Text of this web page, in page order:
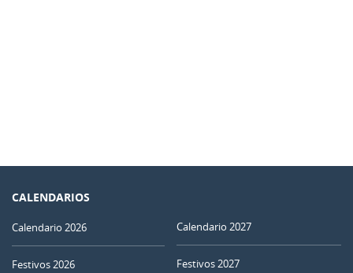
CALENDARIOS
Calendario 2026
Festivos 2026
Calendario 2027
Festivos 2027